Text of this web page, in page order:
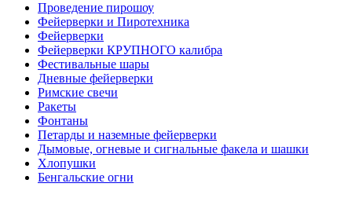
Проведение пирошоу
Фейерверки и Пиротехника
Фейерверки
Фейерверки КРУПНОГО калибра
Фестивальные шары
Дневные фейерверки
Римские свечи
Ракеты
Фонтаны
Петарды и наземные фейерверки
Дымовые, огневые и сигнальные факела и шашки
Хлопушки
Бенгальские огни